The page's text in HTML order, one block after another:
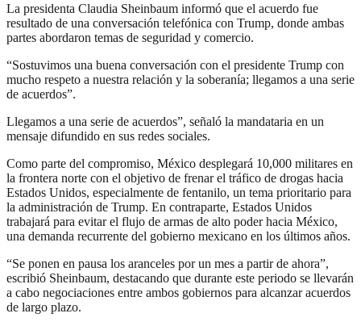
La presidenta Claudia Sheinbaum informó que el acuerdo fue
resultado de una conversación telefónica con Trump, donde ambas
partes abordaron temas de seguridad y comercio.
“Sostuvimos una buena conversación con el presidente Trump con
mucho respeto a nuestra relación y la soberanía; llegamos a una serie
de acuerdos”.
Llegamos a una serie de acuerdos”, señaló la mandataria en un
mensaje difundido en sus redes sociales.
Como parte del compromiso, México desplegará 10,000 militares en
la frontera norte con el objetivo de frenar el tráfico de drogas hacia
Estados Unidos, especialmente de fentanilo, un tema prioritario para
la administración de Trump. En contraparte, Estados Unidos
trabajará para evitar el flujo de armas de alto poder hacia México,
una demanda recurrente del gobierno mexicano en los últimos años.
“Se ponen en pausa los aranceles por un mes a partir de ahora”,
escribió Sheinbaum, destacando que durante este periodo se llevarán
a cabo negociaciones entre ambos gobiernos para alcanzar acuerdos
de largo plazo.